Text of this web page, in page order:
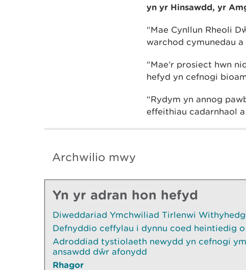
yn yr Hinsawdd, yr
“Mae Cynllun Rheoli
warchod cymunedau
“Mae’r prosiect hwn
hefyd yn cefnogi
“Rydym yn annog
effeithiau cadarnhaol
Archwilio mwy
Yn yr adran hon hefyd
Diweddariad Ymchwiliad Tirlenwi
Defnyddio ceffylau i dynnu coed heintiedig
Adroddiad tystiolaeth newydd yn cefnogi
ansawdd dŵr afonydd
Rhagor